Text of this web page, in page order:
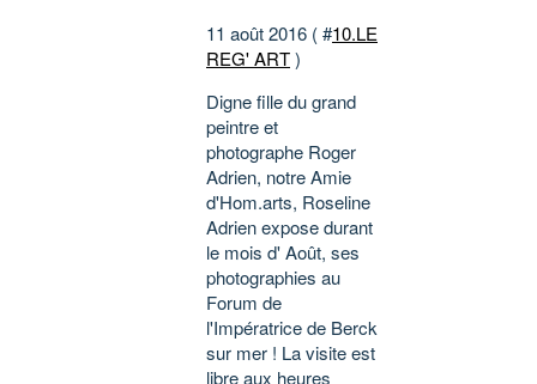
11 août 2016 ( #10.LE
REG' ART)
Digne fille du grand
peintre et
photographe Roger
Adrien, notre Amie
d'Hom.arts, Roseline
Adrien expose durant
le mois d' Août, ses
photographies au
Forum de
l'Impératrice de Berck
sur mer ! La visite est
libre aux heures